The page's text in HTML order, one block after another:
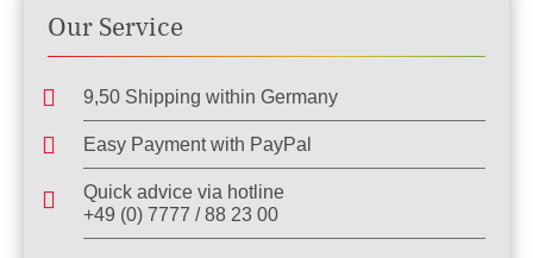
Our Service
9,50 Shipping within Germany
Easy Payment with PayPal
Quick advice via hotline
+49 (0) 7777 / 88 23 00